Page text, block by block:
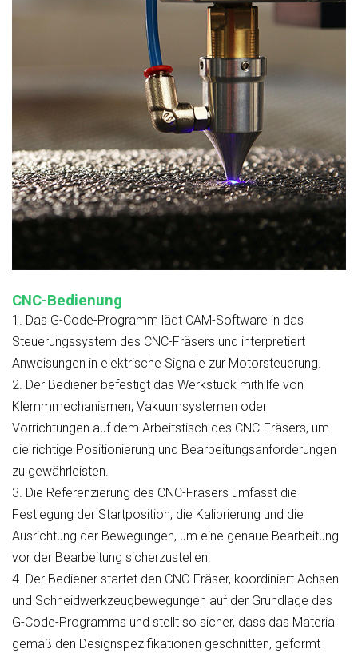
CNC-Bedienung
1. Das G-Code-Programm lädt CAM-Software in das
Steuerungssystem des CNC-Fräsers und interpretiert
Anweisungen in elektrische Signale zur Motorsteuerung.
2. Der Bediener befestigt das Werkstück mithilfe von
Klemmmechanismen, Vakuumsystemen oder
Vorrichtungen auf dem Arbeitstisch des CNC-Fräsers, um
die richtige Positionierung und Bearbeitungsanforderungen
zu gewährleisten.
3. Die Referenzierung des CNC-Fräsers umfasst die
Festlegung der Startposition, die Kalibrierung und die
Ausrichtung der Bewegungen, um eine genaue Bearbeitung
vor der Bearbeitung sicherzustellen.
4. Der Bediener startet den CNC-Fräser, koordiniert Achsen
und Schneidwerkzeugbewegungen auf der Grundlage des
G-Code-Programms und stellt so sicher, dass das Material
gemäß den Designspezifikationen geschnitten, geformt